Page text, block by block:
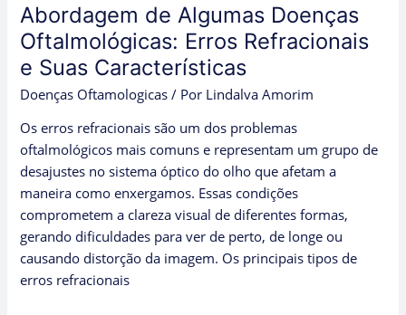
Abordagem de Algumas Doenças
Oftalmológicas: Erros Refracionais
e Suas Características
Doenças Oftamologicas / Por Lindalva Amorim
Os erros refracionais são um dos problemas
oftalmológicos mais comuns e representam um grupo de
desajustes no sistema óptico do olho que afetam a
maneira como enxergamos. Essas condições
comprometem a clareza visual de diferentes formas,
gerando dificuldades para ver de perto, de longe ou
causando distorção da imagem. Os principais tipos de
erros refracionais
Abordagem
de
Algumas
Doenças
Oftalmológicas:
Erros
Refracionais
e
Suas
Características